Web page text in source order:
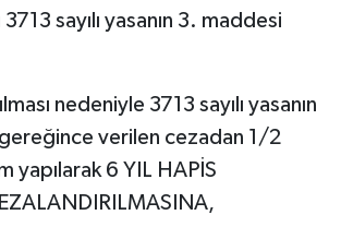
3713 sayılı yasanın 3. maddesi
nedeniyle 3713 sayılı yasanın
verilen cezadan 1/2
yapılarak 6 YIL HAPİS